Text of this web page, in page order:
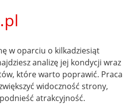
w oparciu o kilkadziesiąt
analizę jej kondycji wraz
które warto poprawić. Praca
widoczność strony,
atrakcyjność.